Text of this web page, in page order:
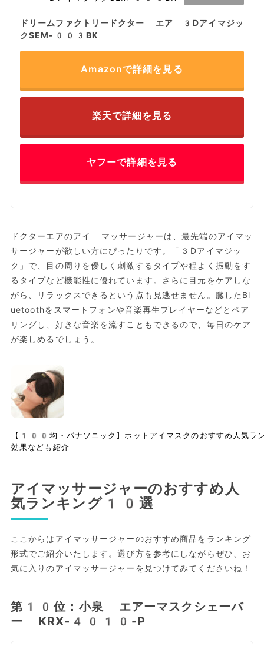
ドリームファクトリードクター エア 3Dアイマジッ
クSEM-003BK
Amazonで詳細を見る
楽天で詳細を見る
ヤフーで詳細を見る
ドクターエアのアイ マッサージャーは、最先端のアイマッ
サージャーが欲しい方にぴったりです。「3Dアイマジッ
ク」で、目の周りを優しく刺激するタイプや程よく振動をす
るタイプなど機能性に優れています。さらに目元をケアしな
がら、リラックスできるという点も見逃せません。臓したBl
uetoothをスマートフォンや音楽再生プレイヤーなどとペア
リングし、好きな音楽を流すこともできるので、毎日のケア
が楽しめるでしょう。
【100均・パナソニック】ホットアイマスクのおすすめ人気
効果なども紹介
アイマッサージャーのおすすめ人
気ランキング10選
ここからはアイマッサージャーのおすすめ商品をランキング
形式でご紹介いたします。選び方を参考にしながらぜひ、お
気に入りのアイマッサージャーを見つけてみてくださいね！
第10位：小泉 エアーマスクシェーバ
ー KRX-4010-P